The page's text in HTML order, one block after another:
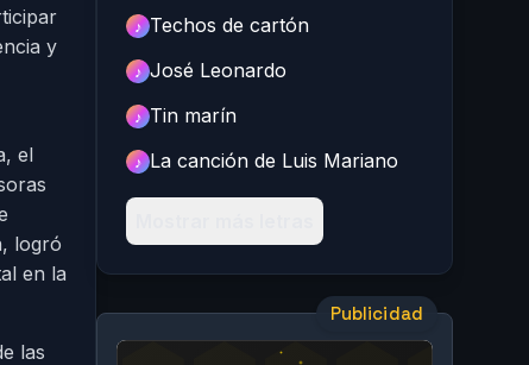
y
el
logró
en la
las
♪ Techos de cartón
♪ José Leonardo
♪ Tin marín
♪ La canción de Luis Mariano
Publicidad